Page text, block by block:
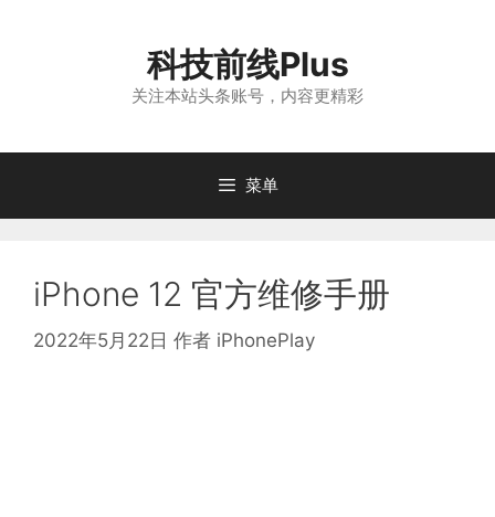
科技前线Plus
关注本站头条账号，内容更精彩
菜单
iPhone 12 官方维修手册
2022年5月22日 作者 iPhonePlay